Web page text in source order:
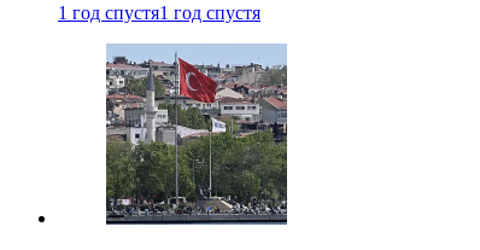
1 год спустя1 год спустя